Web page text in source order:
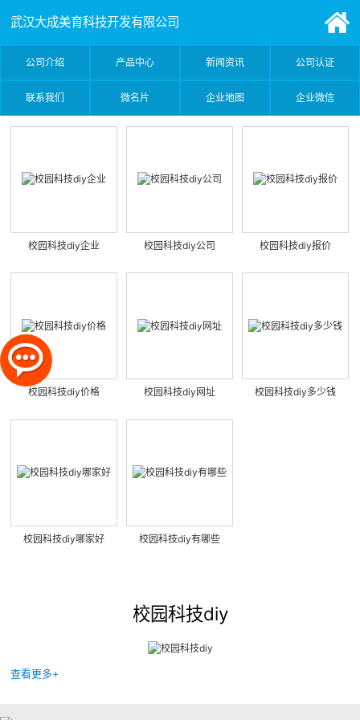
武汉大成美育科技开发有限公司
公司介绍 产品中心 新闻资讯 公司认证
联系我们 微名片 企业地图 企业微信
校园科技diy企业 校园科技diy公司 校园科技diy报价
校园科技diy价格 校园科技diy网址 校园科技diy多少钱
校园科技diy哪家好 校园科技diy有哪些
校园科技diy
查看更多+